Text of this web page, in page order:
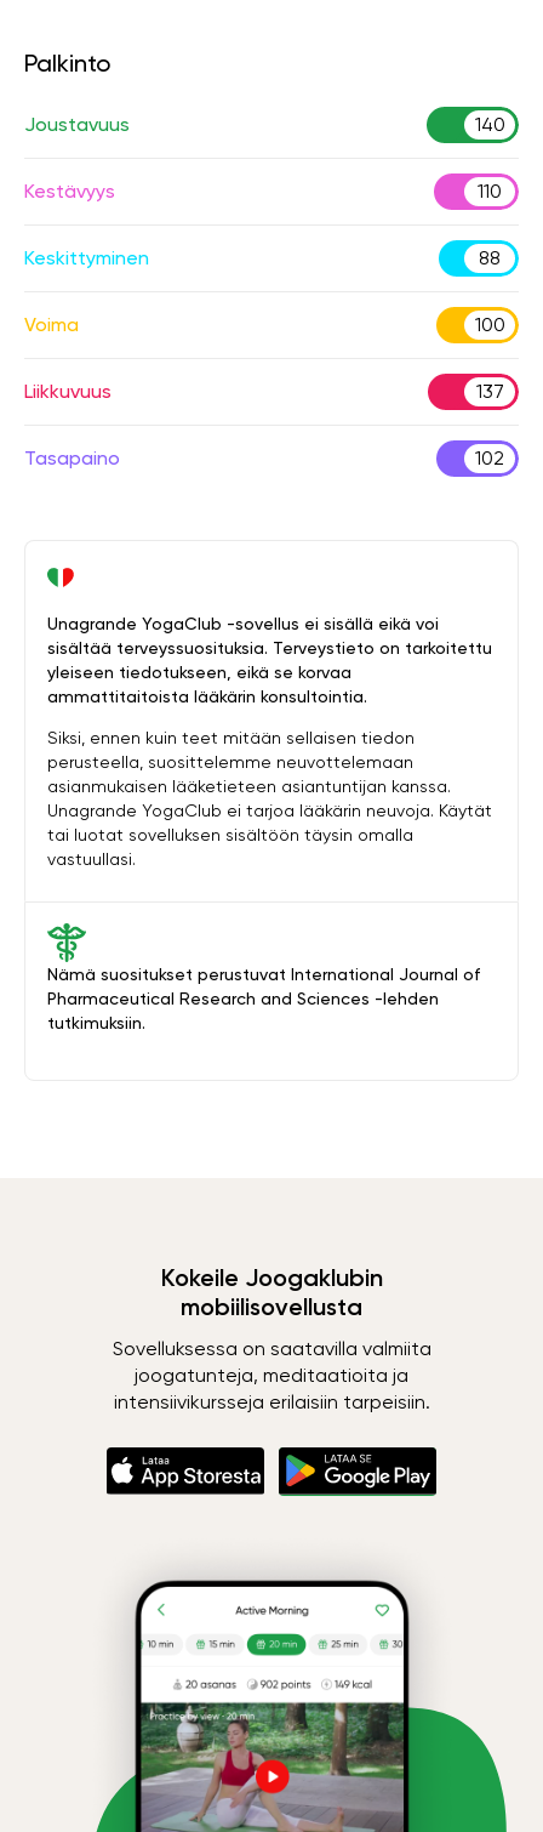
Palkinto
Joustavuus 140
Kestävyys 110
Keskittyminen 88
Voima 100
Liikkuvuus 137
Tasapaino 102
Nämä suositukset perustuvat International Journal of
Pharmaceutical Research and Sciences -lehden
tutkimuksiin.
Unagrande YogaClub -sovellus ei sisällä eikä voi
sisältää terveyssuosituksia. Terveystieto on tarkoitettu
yleiseen tiedotukseen, eikä se korvaa
ammattitaitoista lääkärin konsultointia.
Siksi, ennen kuin teet mitään sellaisen tiedon
perusteella, suosittelemme neuvottelemaan
asianmukaisen lääketieteen asiantuntijan kanssa.
Unagrande YogaClub ei tarjoa lääkärin neuvoja. Käytät
tai luotat sovelluksen sisältöön täysin omalla
vastuullasi.
Kokeile Joogaklubin
mobiilisovellusta
Sovelluksessa on saatavilla valmiita
joogatunteja, meditaatioita ja
intensiivikursseja erilaisiin tarpeisiin.